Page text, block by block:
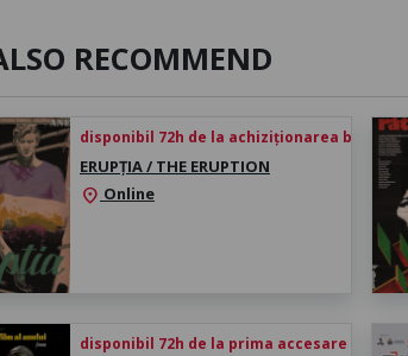
RECOMMEND
disponibil 72h de la achiziționarea biletului
ERUPȚIA / THE ERUPTION
location_on Online
disponibil 72h de la prima accesare